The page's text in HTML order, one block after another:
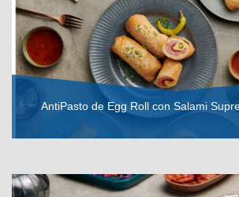
AntiPasto de Egg Roll con Salami